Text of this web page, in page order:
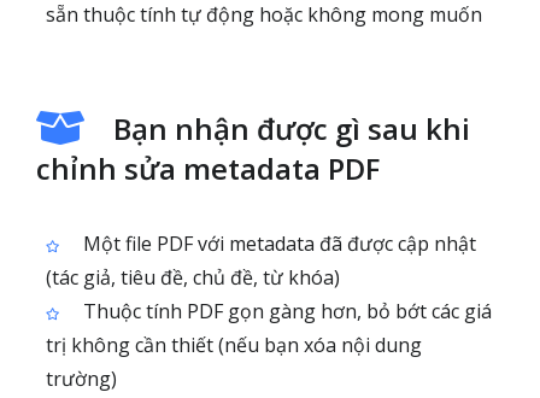
sẵn thuộc tính tự động hoặc không mong muốn
Bạn nhận được gì sau khi
chỉnh sửa metadata PDF
Một file PDF với metadata đã được cập nhật
(tác giả, tiêu đề, chủ đề, từ khóa)
Thuộc tính PDF gọn gàng hơn, bỏ bớt các giá
trị không cần thiết (nếu bạn xóa nội dung
trường)